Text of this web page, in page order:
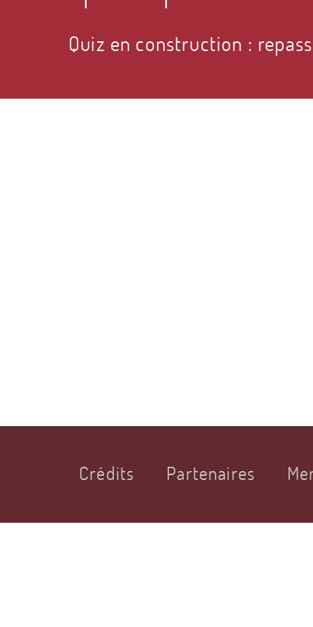
Quiz en construction :
Crédits Partenaires